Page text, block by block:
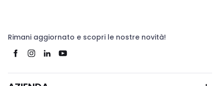
Rimani aggiornato e scopri le nostre novità!